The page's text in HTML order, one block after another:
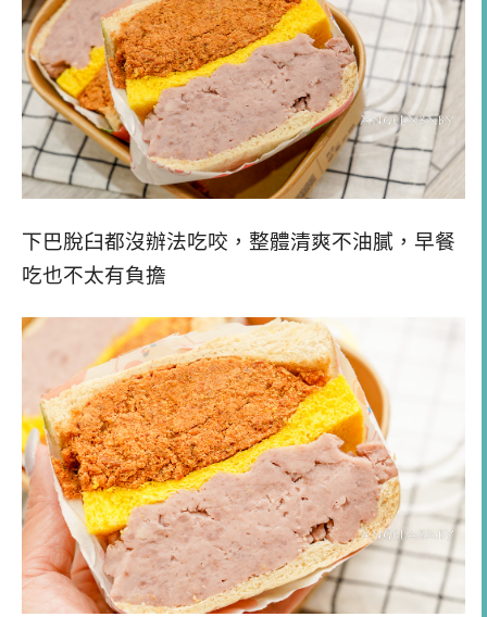
下巴脫臼都沒辦法吃咬，整體清爽不油膩，早餐
吃也不太有負擔